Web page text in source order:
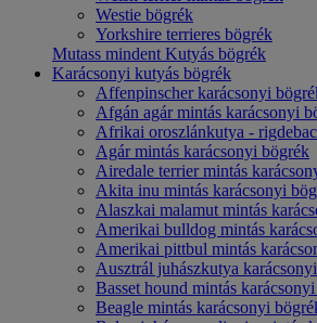
Westie bögrék
Yorkshire terrieres bögrék
Mutass mindent Kutyás bögrék
Karácsonyi kutyás bögrék
Affenpinscher karácsonyi
Afgán agár mintás karácsonyi
Afrikai oroszlánkutya -
Agár mintás karácsonyi bögrék
Airedale terrier mintás
Akita inu mintás karácsonyi
Alaszkai malamut mintás
Amerikai bulldog mintás
Amerikai pittbul mintás
Ausztrál juhászkutya
Basset hound mintás
Beagle mintás karácsonyi